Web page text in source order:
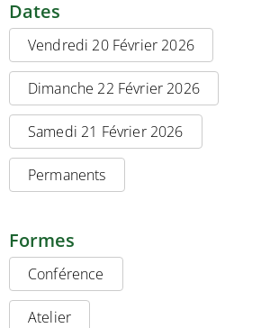
Dates
Vendredi 20 Février 2026
Dimanche 22 Février 2026
Samedi 21 Février 2026
Permanents
Formes
Conférence
Atelier